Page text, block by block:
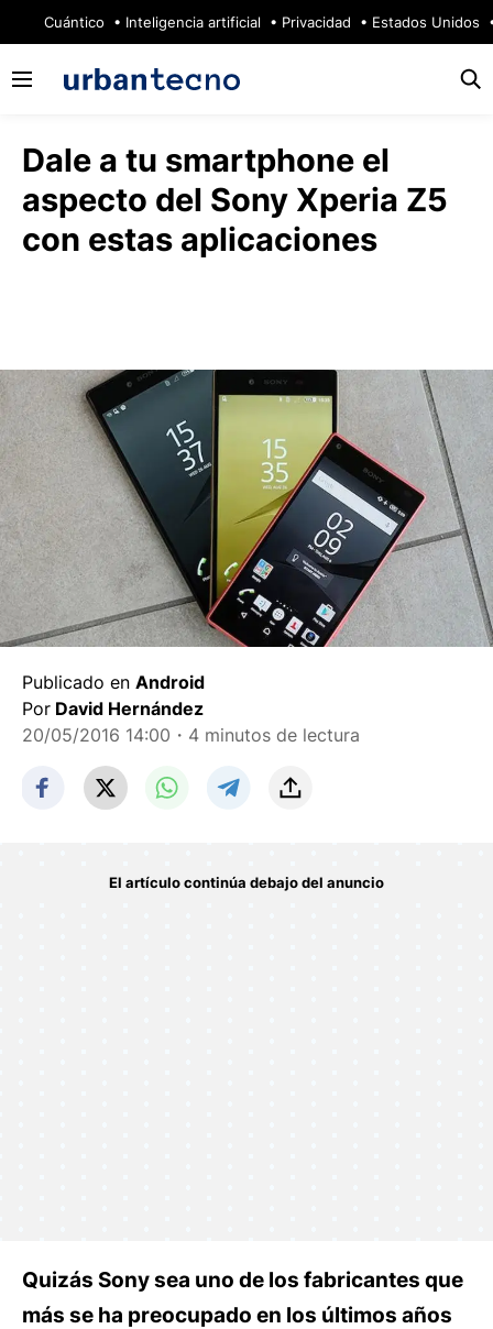
Cuántico Inteligencia artificial Privacidad Estados Unidos
Dale a tu smartphone el
aspecto del Sony Xperia Z5
con estas aplicaciones
Publicado en Android
Por David Hernández
20/05/2016 14:00 ・4 minutos de lectura
Quizás Sony sea uno de los fabricantes que
más se ha preocupado en los últimos años